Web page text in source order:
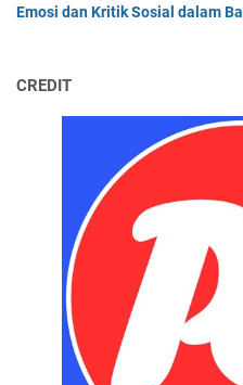
Emosi dan Kritik Sosial dalam
CREDIT